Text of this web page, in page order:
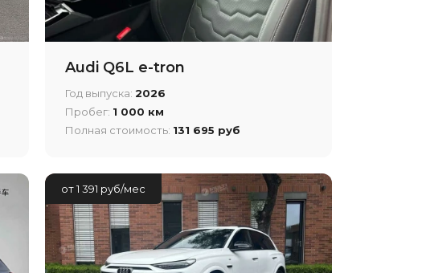
Audi Q6L e-tron
Год выпуска:2026
Пробег: 1 000 км
Полная стоимость: 131 695 руб
от 1 391 руб/мес